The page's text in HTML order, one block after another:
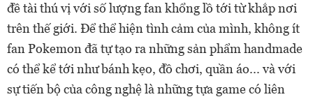
đề tài thú vị với số lượng fan khổng lồ tới từ khắp nơi
trên thế giới. Để thể hiện tình cảm của mình, không ít
fan Pokemon đã tự tạo ra những sản phẩm handmade
có thể kể tới như bánh kẹo, đồ chơi, quần áo... và với
sự tiến bộ của công nghệ là những tựa game có liên